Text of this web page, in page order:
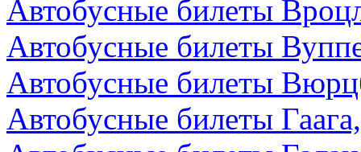
Автобусные билеты
Автобусные билеты
Автобусные билеты
Автобусные билеты